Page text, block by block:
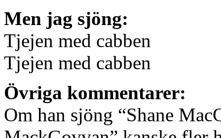
Men jag sjöng:
Tjejen med cabben
Tjejen med cabben
Övriga kommentarer:
Om han sjöng “Shane